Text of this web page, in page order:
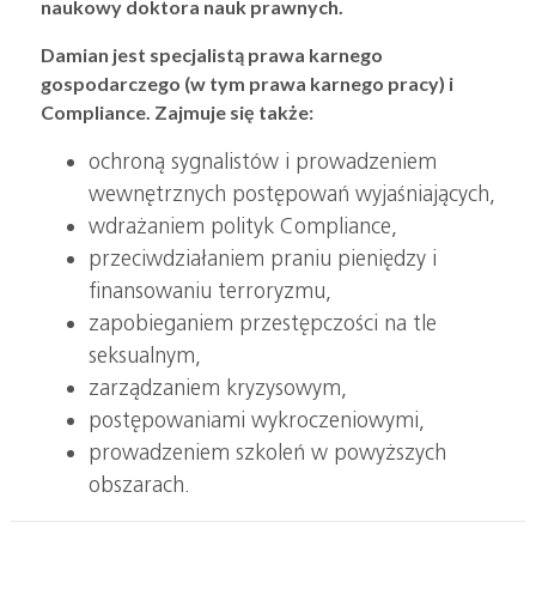
naukowy doktora nauk prawnych.
Damian jest specjalistą prawa karnego
gospodarczego (w tym prawa karnego pracy) i
Compliance. Zajmuje się także:
ochroną sygnalistów i prowadzeniem
wewnętrznych postępowań wyjaśniających,
wdrażaniem polityk Compliance,
przeciwdziałaniem praniu pieniędzy i
finansowaniu terroryzmu,
zapobieganiem przestępczości na tle
seksualnym,
zarządzaniem kryzysowym,
postępowaniami wykroczeniowymi,
prowadzeniem szkoleń w powyższych
obszarach.